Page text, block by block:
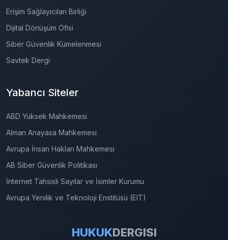
Erişim Sağlayıcıları Birliği
Dijital Dönüşüm Ofisi
Siber Güvenlik Kümelenmesi
Savtek Dergi
Yabancı Siteler
ABD Yüksek Mahkemesi
Alman Anayasa Mahkemesi
Avrupa İnsan Hakları Mahkemesi
AB Siber Güvenlik Politikası
İnternet Tahsisli Sayılar ve İsimler Kurumu
Avrupa Yenilik ve Teknoloji Enstitüsü (EIT)
HUKUKDERGISI